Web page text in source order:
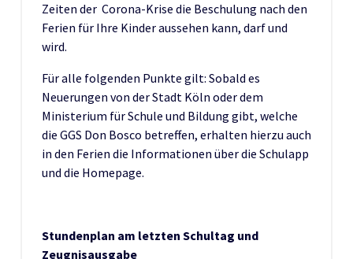
Zeiten der Corona-Krise die Beschulung nach den
Ferien für Ihre Kinder aussehen kann, darf und
wird.
Für alle folgenden Punkte gilt: Sobald es
Neuerungen von der Stadt Köln oder dem
Ministerium für Schule und Bildung gibt, welche
die GGS Don Bosco betreffen, erhalten hierzu auch
in den Ferien die Informationen über die Schulapp
und die Homepage.
Stundenplan am letzten Schultag und
Zeugnisausgabe